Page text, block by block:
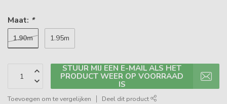
Maat: *
1.90m 1.95m
STUUR MIJ EEN E-MAIL ALS HET
PRODUCT WEER OP VOORRAAD
IS
Toevoegen om te vergelijken Deel dit product